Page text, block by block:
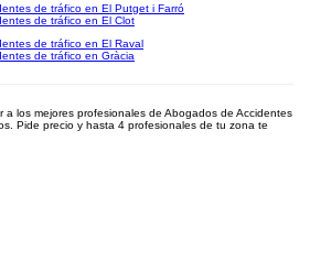
de tráfico en El Putget i Farró
de tráfico en El Clot
de tráfico en El Raval
de tráfico en Gràcia
a los mejores profesionales de Abogados de Accidentes
Pide precio y hasta 4 profesionales de tu zona te